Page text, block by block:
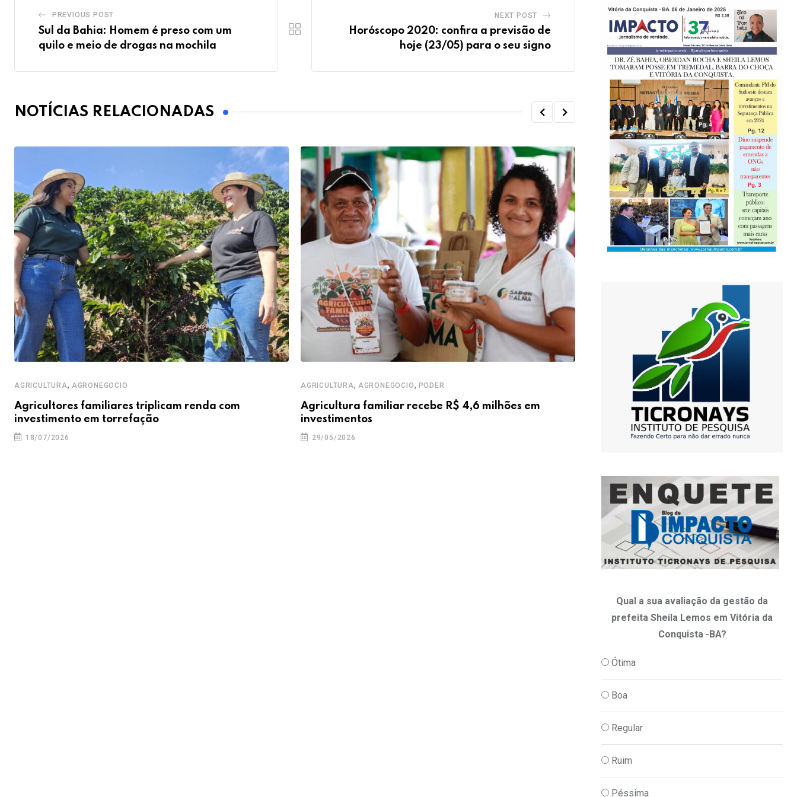
PREVIOUS POST
Sul da Bahia: Homem é preso com um
quilo e meio de drogas na mochila
NEXT POST
Horóscopo 2020: confira a previsão de
hoje (23/05) para o seu signo
NOTÍCIAS RELACIONADAS
AGRICULTURA, AGRONEGOCIO
Agricultores familiares triplicam renda com
investimento em torrefação
18/07/2026
AGRICULTURA, AGRONEGOCIO, PODER
Agricultura familiar recebe R$ 4,6 milhões em
investimentos
29/05/2026
AGRICULTURA,AGRONEGOCIO
Cônsul-Geral de Portugal conhece a
20/01/2026
Qual a sua avaliação da gestão da
prefeita Sheila Lemos em Vitória da
Conquista -BA?
Ótima
Boa
Regular
Ruim
Péssima